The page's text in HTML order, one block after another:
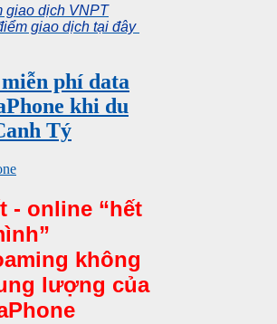
giao dịch VNPT
giao dịch tại đây
phí data
khi du
Tý
- online “hết
không
lượng của